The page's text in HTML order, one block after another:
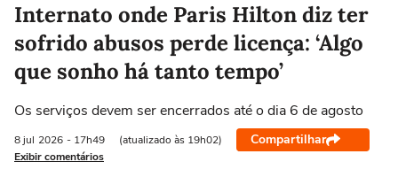
Internato onde Paris Hilton diz ter
sofrido abusos perde licença: ‘Algo
que sonho há tanto tempo’
Os serviços devem ser encerrados até o dia 6 de agosto
8 jul 2026 - 17h49 (atualizado às 19h02) Compartilhar
Exibir comentários